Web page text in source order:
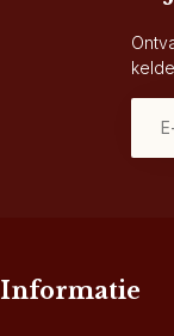
Informatie